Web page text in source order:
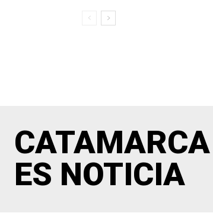
CATAMARCA
ES NOTICIA